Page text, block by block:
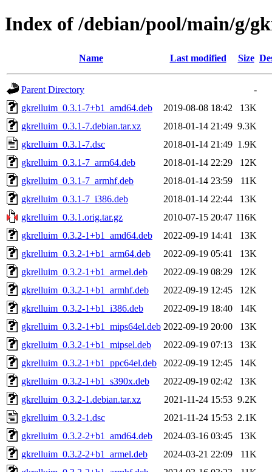
Index of /debian/pool/main/g/
Name Last modified Size
Parent Directory
-
gkrelluim_0.3.1-7+b1_amd64.deb
2019-08-08 18:42
13K
gkrelluim_0.3.1-7.debian.tar.xz
2018-01-14 21:49 9.3K
gkrelluim_0.3.1-7.dsc
2018-01-14 21:49 1.9K
gkrelluim_0.3.1-7_arm64.deb
2018-01-14 22:29
12K
gkrelluim_0.3.1-7_armhf.deb
2018-01-14 23:59
11K
gkrelluim_0.3.1-7_i386.deb
2018-01-14 22:44
13K
gkrelluim_0.3.1.orig.tar.gz
2010-07-15 20:47 116K
gkrelluim_0.3.2-1+b1_amd64.deb
2022-09-19 14:41
13K
gkrelluim_0.3.2-1+b1_arm64.deb
2022-09-19 05:41
13K
gkrelluim_0.3.2-1+b1_armel.deb
2022-09-19 08:29
12K
gkrelluim_0.3.2-1+b1_armhf.deb
2022-09-19 12:45
12K
gkrelluim_0.3.2-1+b1_i386.deb
2022-09-19 18:40
14K
gkrelluim_0.3.2-1+b1_mips64el.deb 2022-09-19 20:00
13K
gkrelluim_0.3.2-1+b1_mipsel.deb
2022-09-19 07:13
13K
gkrelluim_0.3.2-1+b1_ppc64el.deb
2022-09-19 12:45
14K
gkrelluim_0.3.2-1+b1_s390x.deb
2022-09-19 02:42
13K
gkrelluim_0.3.2-1.debian.tar.xz
2021-11-24 15:53 9.2K
gkrelluim_0.3.2-1.dsc
2021-11-24 15:53 2.1K
gkrelluim_0.3.2-2+b1_amd64.deb
2024-03-16 03:45
13K
gkrelluim_0.3.2-2+b1_armel.deb
2024-03-21 22:09
11K